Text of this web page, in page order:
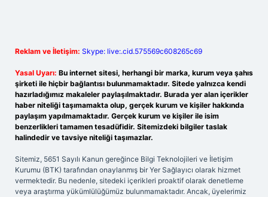
Reklam ve İletişim: Skype: live:.cid.575569c608265c69
Yasal Uyarı: Bu internet sitesi, herhangi bir marka, kurum veya şahıs
şirketi ile hiçbir bağlantısı bulunmamaktadır. Sitede yalnızca kendi
hazırladığımız makaleler paylaşılmaktadır. Burada yer alan içerikler
haber niteliği taşımamakta olup, gerçek kurum ve kişiler hakkında
paylaşım yapılmamaktadır. Gerçek kurum ve kişiler ile isim
benzerlikleri tamamen tesadüfidir. Sitemizdeki bilgiler taslak
halindedir ve tavsiye niteliği taşımazlar.
Sitemiz, 5651 Sayılı Kanun gereğince Bilgi Teknolojileri ve İletişim
Kurumu (BTK) tarafından onaylanmış bir Yer Sağlayıcı olarak hizmet
vermektedir. Bu nedenle, sitedeki içerikleri proaktif olarak denetleme
veya araştırma yükümlülüğümüz bulunmamaktadır. Ancak, üyelerimiz